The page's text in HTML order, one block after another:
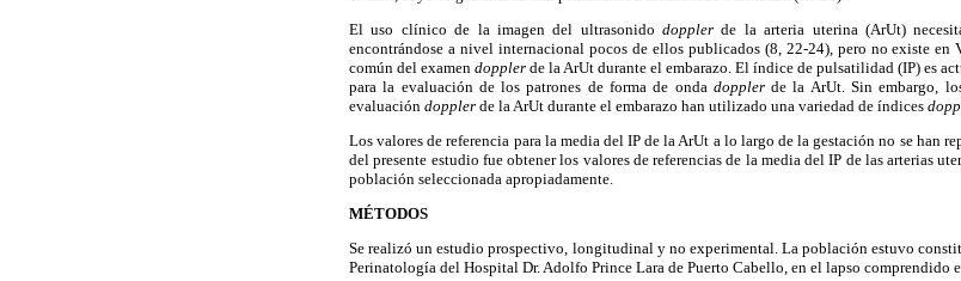
El uso clínico de la imagen del ultrasonidodopplerde la arteria uterina (ArUt)
encontrándose a nivel internacional pocos de ellos publicados (8, 22-24), pero no existe en
común del examen doppler de la ArUt durante el embarazo. El índice de pulsatilidad (IP) es
para la evaluación de los patrones de forma de onda dopplerde la ArUt. Sin embargo,
evaluación doppler de la ArUt durante el embarazo han utilizado una variedad de índices
Los valores de referencia para la media del IP de la ArUt a lo largo de la gestación no se han
del presente estudio fue obtener los valores de referencias de la media del IP de las arterias
población seleccionada apropiadamente.
MÉTODOS
Se realizó un estudio prospectivo, longitudinal y no experimental. La población estuvo
Perinatología del Hospital Dr. Adolfo Prince Lara de Puerto Cabello, en el lapso comprendido